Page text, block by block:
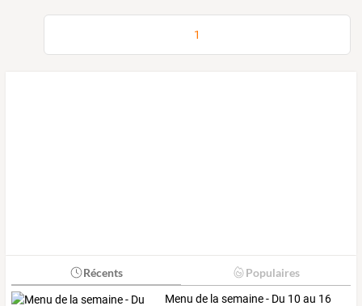
1
Récents Populaires
Menu de la semaine - Du 10 au 16